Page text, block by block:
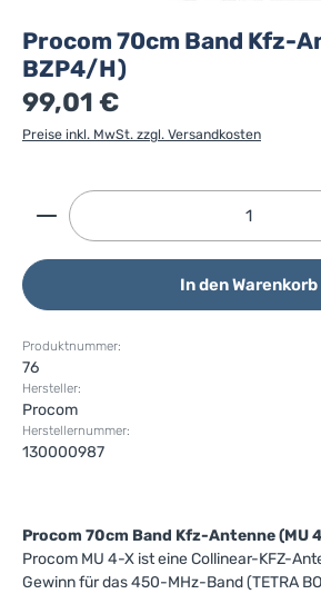
Procom 70cm Band Kfz-
BZP4/H)
99,01 €
Preise inkl. MwSt. zzgl. Versandkosten
Produkt Anzahl: Gib den
In den Warenkorb
Produktnummer:
76
Hersteller:
Procom
Herstellernummer:
130000987
Procom 70cm Band Kfz-Antenne (MU
Procom MU 4-X ist eine Collinear-KFZ-
Gewinn für das 450-MHz-Band (TETRA